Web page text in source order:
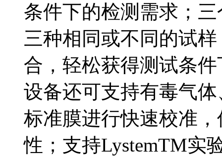
条件下的检测需求；
三种相同或不同的试
合，轻松获得测试条
设备还可支持有毒气
标准膜进行快速校准
性；支持LystemTM实